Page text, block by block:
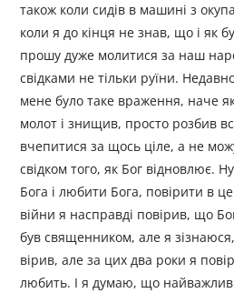
також коли сидів в машині з
коли я до кінця не знав, що і як
прошу дуже молитися за наш
свідками не тільки руїни.
мене було таке враження, наче
молот і знищив, просто розбив
вчепитися за щось ціле, а не
свідком того, як Бог відновлює.
Бога і любити Бога, повірити в
війни я насправді повірив, що
був священником, але я
вірив, але за цих два роки я
любить. І я думаю, що